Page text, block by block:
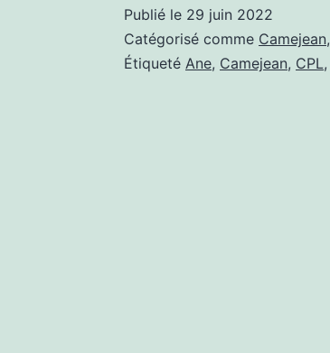
Publié le 29 juin 2022
Catégorisé comme Camejean,
Étiqueté Ane, Camejean, CPL,